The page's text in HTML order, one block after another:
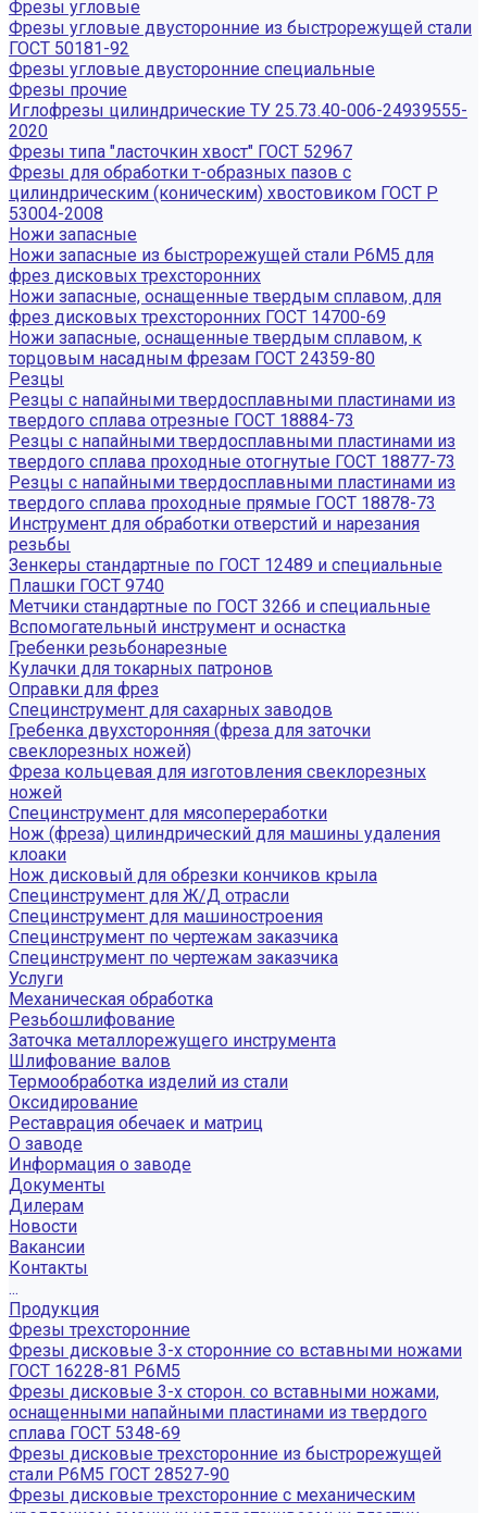
Фрезы угловые
Фрезы угловые двусторонние из быстрорежущей стали
ГОСТ 50181-92
Фрезы угловые двусторонние специальные
Фрезы прочие
Иглофрезы цилиндрические ТУ 25.73.40-006-24939555-
2020
Фрезы типа "ласточкин хвост" ГОСТ 52967
Фрезы для обработки т-образных пазов с
цилиндрическим (коническим) хвостовиком ГОСТ Р
53004-2008
Ножи запасные
Ножи запасные из быстрорежущей стали Р6М5 для
фрез дисковых трехсторонних
Ножи запасные, оснащенные твердым сплавом, для
фрез дисковых трехсторонних ГОСТ 14700-69
Ножи запасные, оснащенные твердым сплавом, к
торцовым насадным фрезам ГОСТ 24359-80
Резцы
Резцы с напайными твердосплавными пластинами из
твердого сплава отрезные ГОСТ 18884-73
Резцы с напайными твердосплавными пластинами из
твердого сплава проходные отогнутые ГОСТ 18877-73
Резцы с напайными твердосплавными пластинами из
твердого сплава проходные прямые ГОСТ 18878-73
Инструмент для обработки отверстий и нарезания
резьбы
Зенкеры стандартные по ГОСТ 12489 и специальные
Плашки ГОСТ 9740
Метчики стандартные по ГОСТ 3266 и специальные
Вспомогательный инструмент и оснастка
Гребенки резьбонарезные
Кулачки для токарных патронов
Оправки для фрез
Специнструмент для сахарных заводов
Гребенка двухсторонняя (фреза для заточки
свеклорезных ножей)
Фреза кольцевая для изготовления свеклорезных
ножей
Специнструмент для мясопереработки
Нож (фреза) цилиндрический для машины удаления
клоаки
Нож дисковый для обрезки кончиков крыла
Специнструмент для Ж/Д отрасли
Специнструмент для машиностроения
Специнструмент по чертежам заказчика
Специнструмент по чертежам заказчика
Услуги
Механическая обработка
Резьбошлифование
Заточка металлорежущего инструмента
Шлифование валов
Термообработка изделий из стали
Оксидирование
Реставрация обечаек и матриц
О заводе
Информация о заводе
Документы
Дилерам
Новости
Вакансии
Контакты
...
Продукция
Фрезы трехсторонние
Фрезы дисковые 3-х сторонние со вставными ножами
ГОСТ 16228-81 Р6М5
Фрезы дисковые 3-х сторон. со вставными ножами,
оснащенными напайными пластинами из твердого
сплава ГОСТ 5348-69
Фрезы дисковые трехсторонние из быстрорежущей
стали Р6М5 ГОСТ 28527-90
Фрезы дисковые трехсторонние с механическим